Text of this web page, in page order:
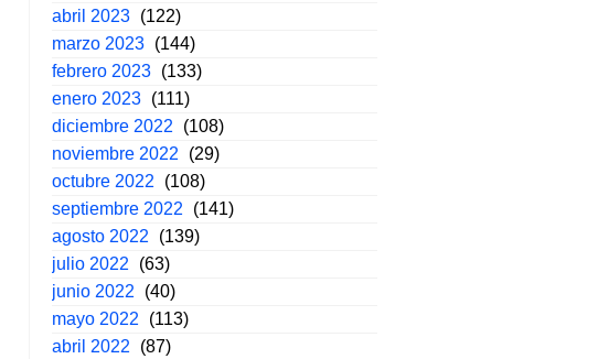
abril 2023 (122)
marzo 2023 (144)
febrero 2023 (133)
enero 2023 (111)
diciembre 2022
(108)
noviembre 2022
(29)
octubre 2022
(108)
septiembre 2022
(141)
agosto 2022
(139)
julio 2022
(63)
junio 2022
(40)
mayo 2022
(113)
abril 2022
(87)